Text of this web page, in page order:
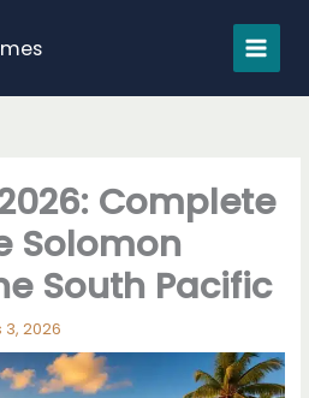
Complete
Solomon
South Pacific
2026